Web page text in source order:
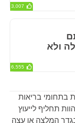
בתחומי בריאות
תחליף לייעוץ
המלצה או עצה
3,007
ולא
6,555